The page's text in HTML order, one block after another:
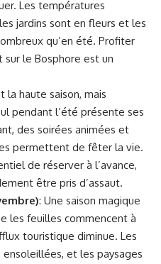
Les températures
jardins sont en fleurs et les
qu’en été. Profiter
le Bosphore est un
la haute saison, mais
pendant l’été présente ses
des soirées animées et
permettent de fêter la vie.
de réserver à l’avance,
être pris d’assaut.
: Une saison magique
les feuilles commencent à
touristique diminue. Les
et les paysages